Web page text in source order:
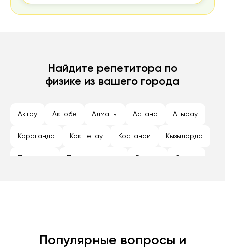
Найдите репетитора по
физике из вашего города
Актау Актобе Алматы Астана Атырау
Караганда Кокшетау Костанай Кызылорда
Популярные вопросы и